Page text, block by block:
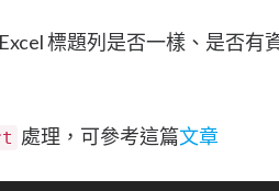
標題列是否一樣、是否有
處理，可參考這篇文章